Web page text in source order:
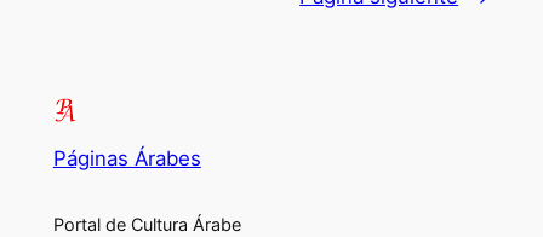
Páginas Árabes
Portal de Cultura Árabe